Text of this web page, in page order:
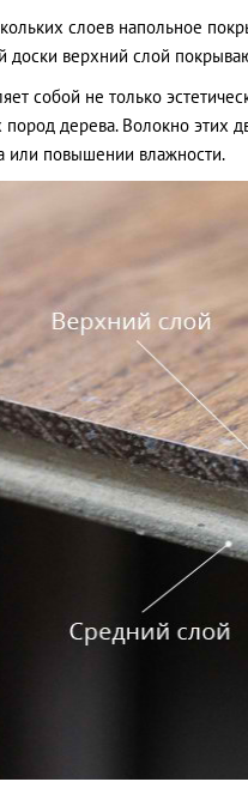
слоев напольное
доски верхний слой
собой не только
дерева. Волокно этих
или повышении влажности.